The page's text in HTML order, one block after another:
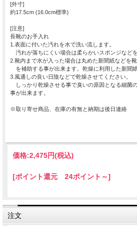
[外寸]
約17.5cm (16.0cm標準)
[注意]
長靴のお手入れ
1.表面に付いた汚れを水で洗い流します。
汚れが落ちにくい場合は柔らかいスポンジなど
2.靴内まで水が入った場合は丸めた新聞紙などを
を補助する事が出来ます。乾燥に利用した新聞
3.風通しの良い日陰などで乾燥させてください。
しっかり乾燥させる事で臭いの原因となる細菌
事が出来ます。
※取り寄せ商品、在庫の有無と納期は後日連絡
価格:2,475円(税込)
[ポイント還元 24ポイント～]
注文